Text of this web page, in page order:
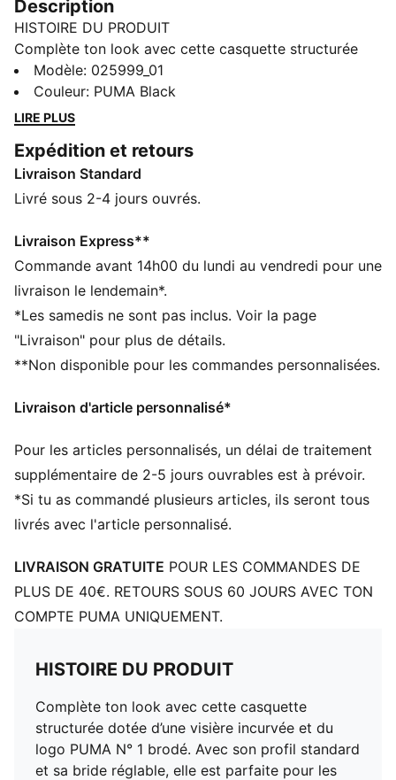
Description
HISTOIRE DU PRODUIT
Complète ton look avec cette casquette structurée
dotée d’une visière incurvée et du logo PUMA N° 1
brodé. Avec son profil standard et sa bride réglable,
elle est parfaite pour les personnes qui aiment les
simplicité.
DÉTAILS
Casquette style baseball
Casquette structurée
Visière préformée
Construction à six empiècements avec œillets brodés
Détails brandés PUMA
Modèle: 025999_01
Couleur: PUMA Black
LIRE PLUS
Expédition et retours
Livraison Standard
Livré sous 2-4 jours ouvrés.
Livraison Express**
Commande avant 14h00 du lundi au vendredi pour une
livraison le lendemain*.
*Les samedis ne sont pas inclus. Voir la page
"Livraison" pour plus de détails.
**Non disponible pour les commandes personnalisées.
Livraison d'article personnalisé*
Pour les articles personnalisés, un délai de traitement
supplémentaire de 2-5 jours ouvrables est à prévoir.
*Si tu as commandé plusieurs articles, ils seront tous
livrés avec l'article personnalisé.
LIVRAISON GRATUITE POUR LES COMMANDES DE
PLUS DE 40€. RETOURS SOUS 60 JOURS AVEC TON
COMPTE PUMA UNIQUEMENT.
HISTOIRE DU PRODUIT
Complète ton look avec cette casquette
structurée dotée d’une visière incurvée et du
logo PUMA N° 1 brodé. Avec son profil standard
et sa bride réglable, elle est parfaite pour les